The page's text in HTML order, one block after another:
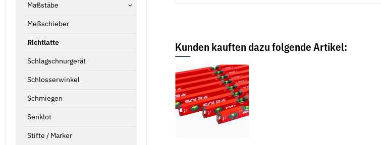
Kunden kauften dazu folgende Artikel:
Maßstäbe
Meßschieber
Richtlatte
Schlagschnurgerät
Schlosserwinkel
Schmiegen
Senklot
Stifte / Marker